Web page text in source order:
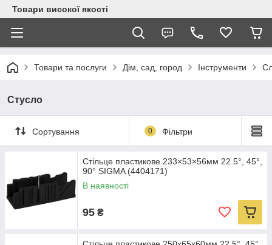
Товари високої якості
Товари та послуги Дім, сад, город Інструменти
Стусло
Сортування 0 Фільтри
Стільце пластикове 233×53×56мм 22.5°, 45°,
90° SIGMA (4404171)
В наявності
95 ₴